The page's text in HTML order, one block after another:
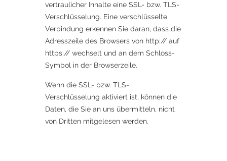
vertraulicher Inhalte eine SSL- bzw. TLS-
Verschlüsselung. Eine verschlüsselte
Verbindung erkennen Sie daran, dass die
Adresszeile des Browsers von http:// auf
https:// wechselt und an dem Schloss-
Symbol in der Browserzeile.
Wenn die SSL- bzw. TLS-
Verschlüsselung aktiviert ist, können die
Daten, die Sie an uns übermitteln, nicht
von Dritten mitgelesen werden.